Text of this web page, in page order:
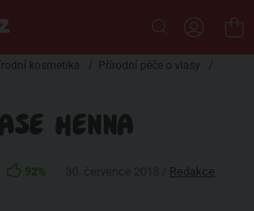
kosmetika / Přírodní péče o vlasy
/
HENNA
92%
Redakce